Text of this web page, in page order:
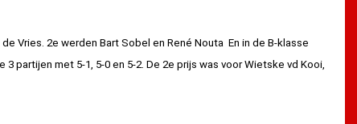
Vries. 2e werden Bart Sobel en René Nouta En in de B-klasse
3 partijen met 5-1, 5-0 en 5-2. De 2e prijs was voor Wietske vd Kooi,